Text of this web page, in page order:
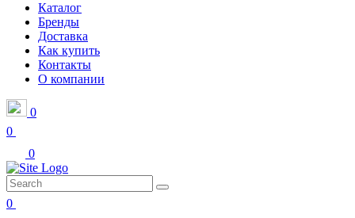
Каталог
Бренды
Доставка
Как купить
Контакты
О компании
0
0
0
0